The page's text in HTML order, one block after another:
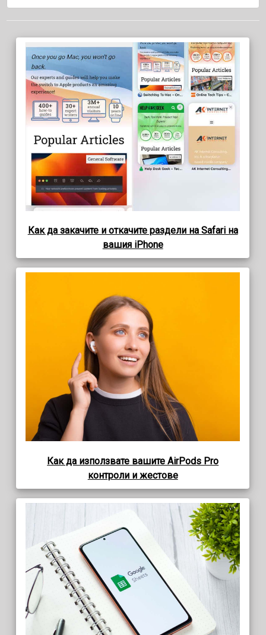
Как да закачите и откачите раздели на Safari на
вашия iPhone
Как да използвате вашите AirPods Pro
контроли и жестове